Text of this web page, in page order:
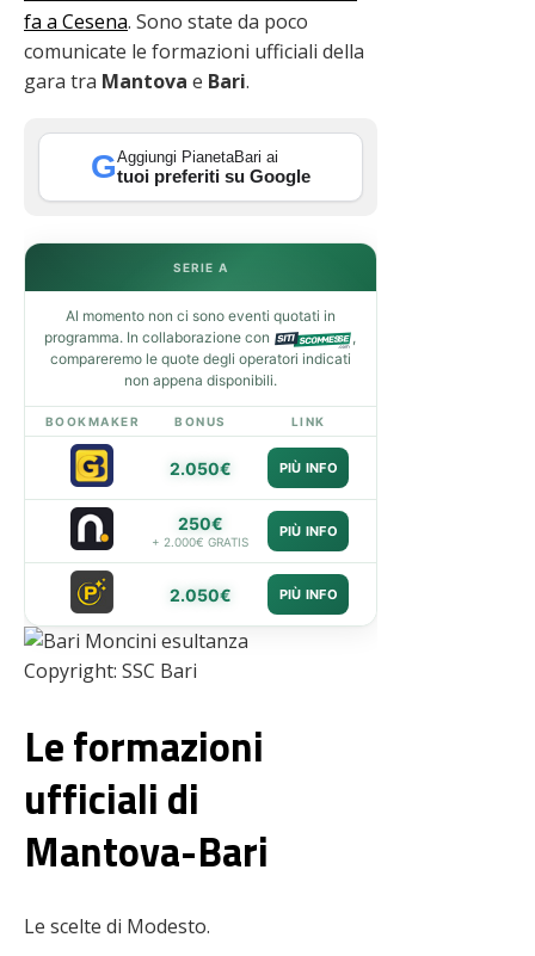
fa a Cesena. Sono state da poco
comunicate le formazioni ufficiali della
gara tra Mantova e Bari.
GAggiungi PianetaBari ai
tuoi preferiti su Google
SERIE A
Al momento non ci sono eventi quotati in
programma. In collaborazione con
,
compareremo le quote degli operatori indicati
non appena disponibili.
BOOKMAKER BONUS LINK
2.050€ PIÙ INFO
250€
+ 2.000€ GRATIS
PIÙ INFO
2.050€ PIÙ INFO
Copyright: SSC Bari
Le formazioni
ufficiali di
Mantova-Bari
Le scelte di Modesto.